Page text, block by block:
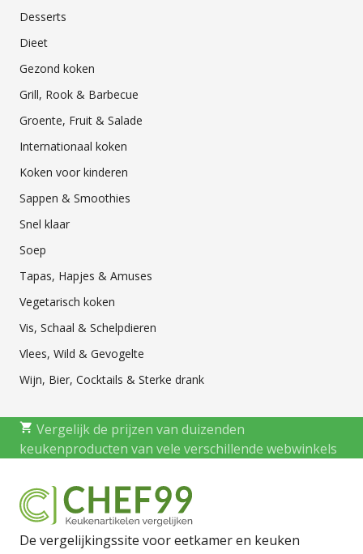
Desserts
Dieet
Gezond koken
Grill, Rook & Barbecue
Groente, Fruit & Salade
Internationaal koken
Koken voor kinderen
Sappen & Smoothies
Snel klaar
Soep
Tapas, Hapjes & Amuses
Vegetarisch koken
Vis, Schaal & Schelpdieren
Vlees, Wild & Gevogelte
Wijn, Bier, Cocktails & Sterke drank
Vergelijk de prijzen van duizenden
keukenproducten van vele verschillende webwinkels
De vergelijkingssite voor eetkamer en keuken